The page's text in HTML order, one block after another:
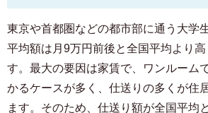
東京や首都圏などの都市部に通う大学
平均額は月9万円前後と全国平均より
す。最大の要因は家賃で、ワンルーム
かるケースが多く、仕送りの多くが住
ます。そのため、仕送り額が全国平均